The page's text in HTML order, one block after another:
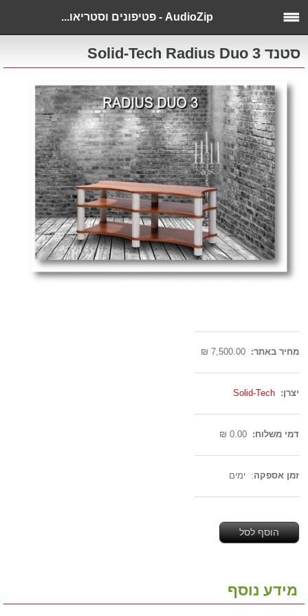
AudioZip - פטיפונים וסטריאו...
סטנד Solid-Tech Radius Duo 3
--------------------------------------
מחיר באתר:
--------------------------------------
יצרן: Solid-Tech
--------------------------------------
דמי משלוח:
--------------------------------------
זמן אספקה: ימים
--------------------------------------
הוסף לסל
מידע נוסף